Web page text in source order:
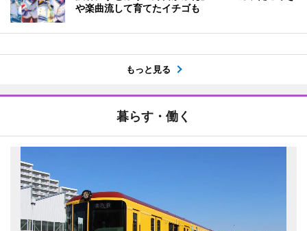
や楽曲流して育てたイチゴも
もっと見る
暮らす・働く